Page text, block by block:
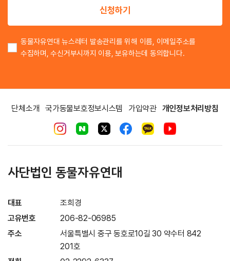
신청하기
동물자유연대 뉴스레터 발송관리를 위해 이름, 이메일주소를
수집하며, 수신거부시까지 이용, 보유하는데 동의합니다.
단체소개 국가동물보호정보시스템 가입약관 개인정보처리방침
사단법인 동물자유연대
대표
조희경
고유번호
206-82-06985
주소
서울특별시 중구 동호로10길 30 약수터 842
201호